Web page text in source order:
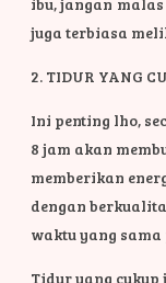
juga terbiasa
2. TIDUR YANG
Ini penting lho,
8 jam akan
memberikan
dengan
waktu yang
Tidur yang cukup